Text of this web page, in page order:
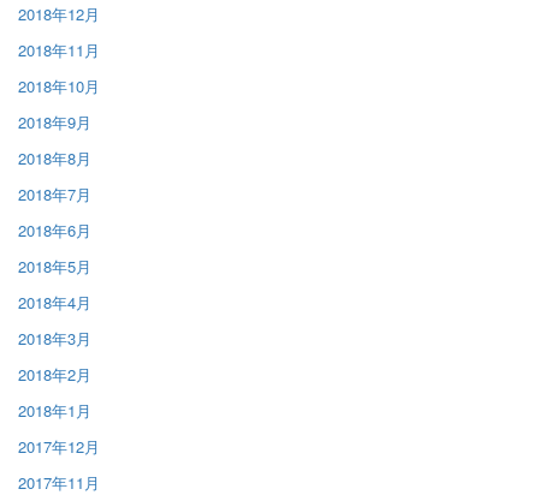
2018年12月
2018年11月
2018年10月
2018年9月
2018年8月
2018年7月
2018年6月
2018年5月
2018年4月
2018年3月
2018年2月
2018年1月
2017年12月
2017年11月